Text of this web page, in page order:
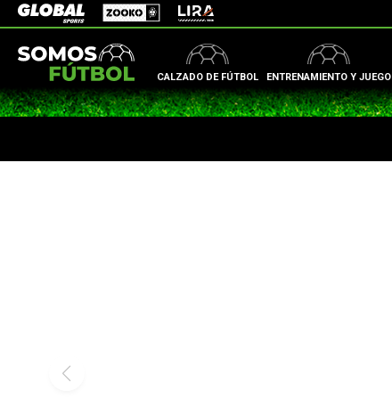
CALZADO DE FÚTBOL ENTRENAMIENTO Y JUEGO
Global Sports Zooko Lira